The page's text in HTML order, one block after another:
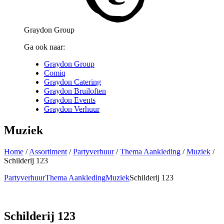
Graydon Group
Ga ook naar:
Graydon Group
Comiq
Graydon Catering
Graydon Bruiloften
Graydon Events
Graydon Verhuur
Muziek
Home /Assortiment /Partyverhuur/Thema Aankleding /Muziek /
Schilderij 123
PartyverhuurThema AankledingMuziekSchilderij 123
Schilderij 123